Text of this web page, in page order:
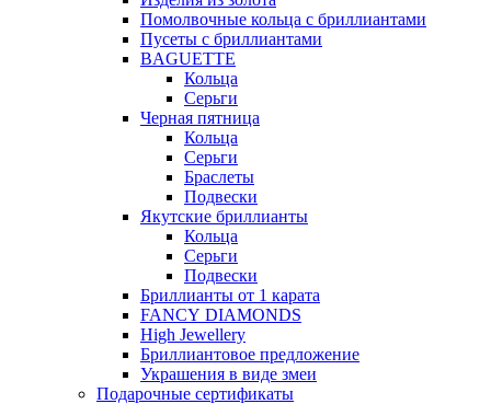
Помолвочные кольца с бриллиантами
Пусеты с бриллиантами
BAGUETTE
Кольца
Серьги
Черная пятница
Кольца
Серьги
Браслеты
Подвески
Якутские бриллианты
Кольца
Серьги
Подвески
Бриллианты от 1 карата
FANCY DIAMONDS
High Jewellery
Бриллиантовое предложение
Украшения в виде змеи
Подарочные сертификаты